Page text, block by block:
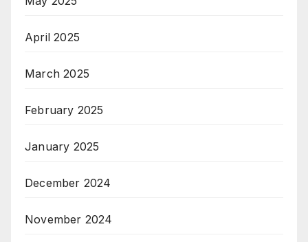
April 2025
March 2025
February 2025
January 2025
December 2024
November 2024